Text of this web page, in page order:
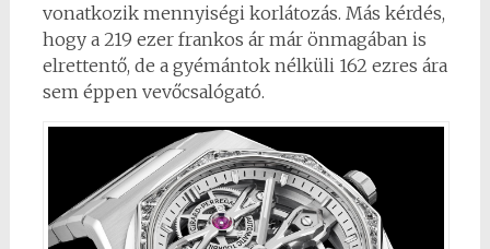
vonatkozik mennyiségi korlátozás. Más kérdés,
hogy a 219 ezer frankos ár már önmagában is
elrettentő, de a gyémántok nélküli 162 ezres ára
sem éppen vevőcsalógató.